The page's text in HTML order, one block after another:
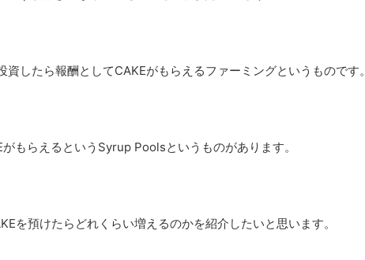
したら報酬としてCAKEがもらえるファーミングというものです。
もらえるというSyrup Poolsというものがあります。
を預けたらどれくらい増えるのかを紹介したいと思います。